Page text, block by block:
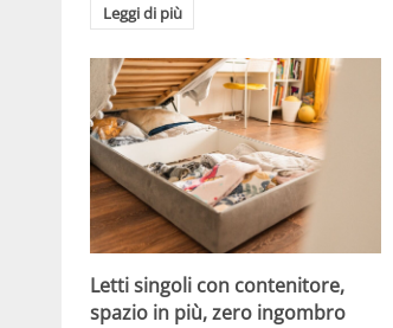
Leggi di più
Letti singoli con contenitore,
spazio in più, zero ingombro